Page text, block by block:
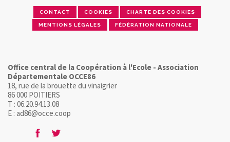
CONTACT COOKIES CHARTE DES COOKIES
MENTIONS LÉGALES FÉDÉRATION NATIONALE
Office central de la Coopération à l'Ecole - Association
Départementale OCCE86
18, rue de la brouette du vinaigrier
86 000 POITIERS
T : 06.20.94.13.08
E : ad86@occe.coop